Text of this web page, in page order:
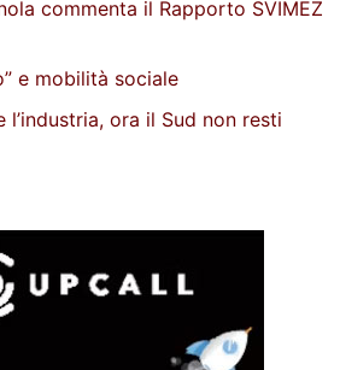
commenta il Rapporto SVIMEZ
e mobilità sociale
l’industria, ora il Sud non resti